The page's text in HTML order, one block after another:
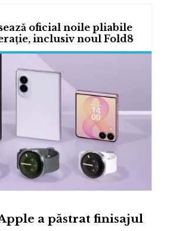
oficial noile pliabile
inclusiv noul Fold8
a păstrat finisajul